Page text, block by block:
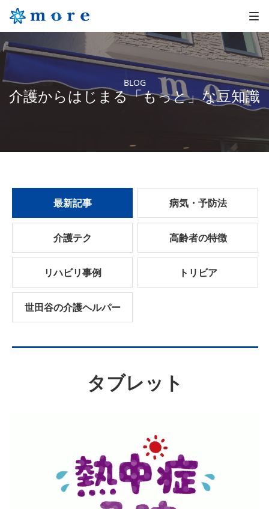
BLOG
介護からはじまる「もっと」な豆知識
最新記事 病気・予防法
介護テク 高齢者の特徴
リハビリ事例 トリビア
世田谷の介護ヘルパー
タブレット